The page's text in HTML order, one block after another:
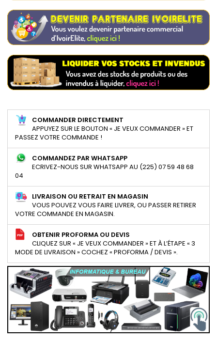
COMMANDER DIRECTEMENT
APPUYEZ SUR LE BOUTON « JE VEUX COMMANDER » ET
PASSEZ VOTRE COMMANDE !
COMMANDEZ PAR WHATSAPP
ECRIVEZ-NOUS SUR WHATSAPP AU (225) 07 59 48 68
04
LIVRAISON OU RETRAIT EN MAGASIN
VOUS POUVEZ VOUS FAIRE LIVRER, OU PASSER RETIRER
VOTRE COMMANDE EN MAGASIN.
OBTENIR PROFORMA OU DEVIS
CLIQUEZ SUR « JE VEUX COMMANDER » ET À L’ÉTAPE « 3
MODE DE LIVRAISON » COCHEZ « PROFORMA / DEVIS ».